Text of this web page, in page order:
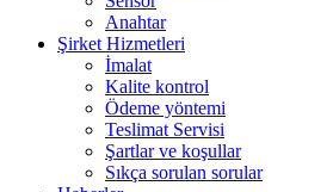
Anahtar
Şirket Hizmetleri
İmalat
Kalite kontrol
Ödeme yöntemi
Teslimat Servisi
Şartlar ve koşullar
Sıkça sorulan sorular